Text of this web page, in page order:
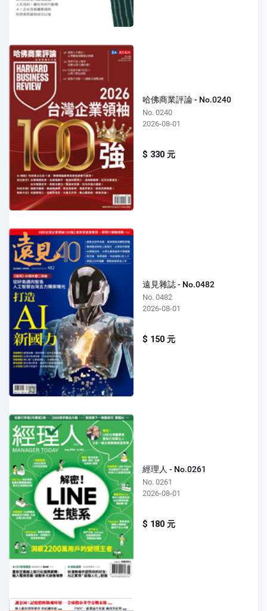
哈佛商業評論 - No.0240
No. 0240
2026-08-01
$ 330 元
遠見雜誌 - No.0482
No. 0482
2026-08-01
$ 150 元
經理人 - No.0261
No. 0261
2026-08-01
$ 180 元